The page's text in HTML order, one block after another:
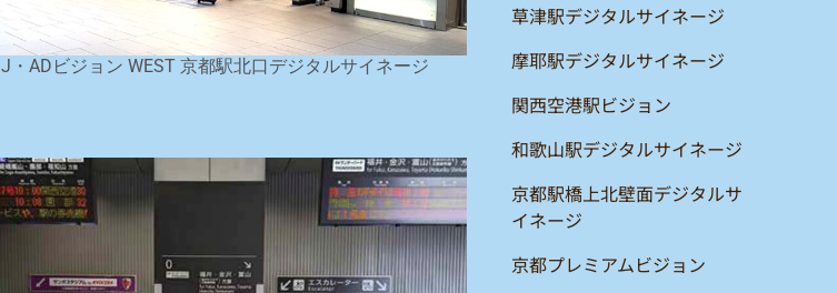
J・ADビジョン WEST 京都駅北口デジタルサイネージ
草津駅デジタルサイネージ
摩耶駅デジタルサイネージ
関西空港駅ビジョン
和歌山駅デジタルサイネージ
京都駅橋上北壁面デジタルサ
イネージ
京都プレミアムビジョン